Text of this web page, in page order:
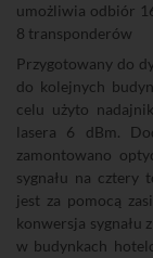
umożliwia odbiór
8 transponderów
Przygotowany do
do kolejnych
celu użyto
lasera 6 dBm.
zamontowano
sygnału na cztery
jest za pomocą
konwersja sygnału
w budynkach